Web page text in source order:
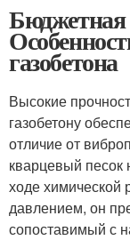
Бюджетная
газобетона
Высокие
газобетону
отличие от
кварцевый песок
ходе химической
давлением, он
сопоставимый с